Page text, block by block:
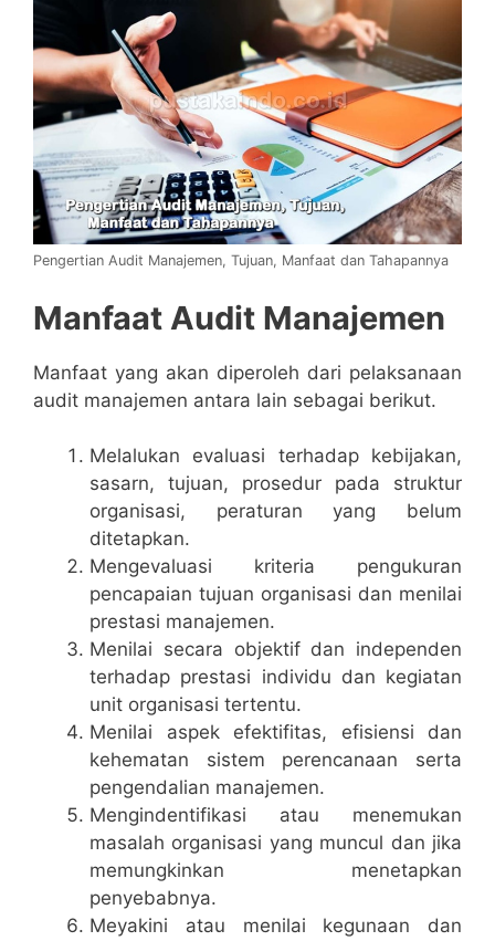
Pengertian Audit Manajemen, Tujuan, Manfaat dan Tahapannya
Manfaat Audit Manajemen
Manfaat yang akan diperoleh dari pelaksanaan
audit manajemen antara lain sebagai berikut.
Melalukan evaluasi terhadap kebijakan,
sasarn, tujuan, prosedur pada struktur
organisasi, peraturan yang belum
ditetapkan.
Mengevaluasi kriteria pengukuran
pencapaian tujuan organisasi dan menilai
prestasi manajemen.
Menilai secara objektif dan independen
terhadap prestasi individu dan kegiatan
unit organisasi tertentu.
Menilai aspek efektifitas, efisiensi dan
kehematan sistem perencanaan serta
pengendalian manajemen.
Mengindentifikasi atau menemukan
masalah organisasi yang muncul dan jika
memungkinkan menetapkan
penyebabnya.
Meyakini atau menilai kegunaan dan